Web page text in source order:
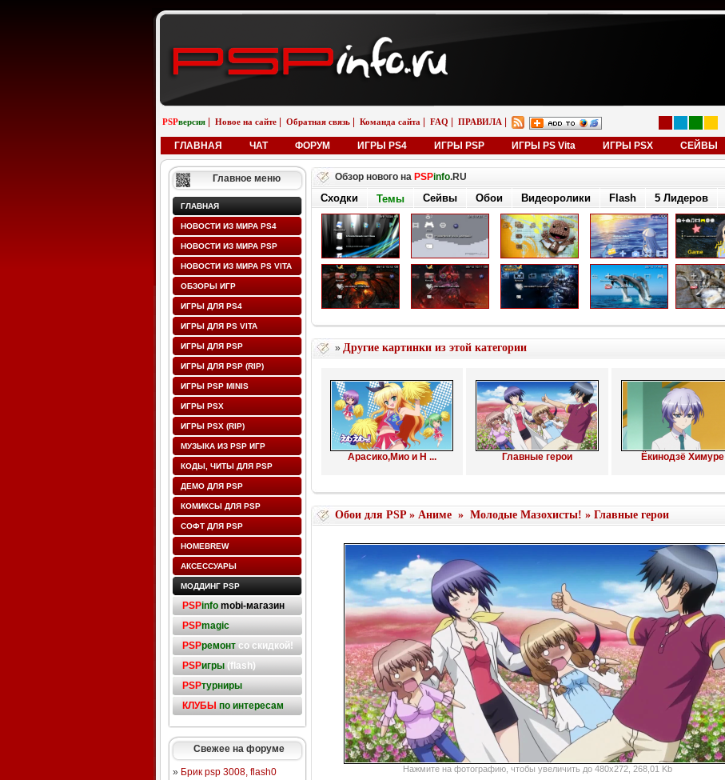
PSPверсия Новое на сайте Обратная связь Команда сайта FAQ ПРАВИЛА
ГЛАВНАЯ ЧАТ ФОРУМ ИГРЫ PS4 ИГРЫ PSP ИГРЫ PS Vita ИГРЫ PSX СЕЙВЫ
Главное меню
ГЛАВНАЯ
НОВОСТИ ИЗ МИРА PS4
НОВОСТИ ИЗ МИРА PSP
НОВОСТИ ИЗ МИРА PS VITA
ОБЗОРЫ ИГР
ИГРЫ ДЛЯ PS4
ИГРЫ ДЛЯ PS VITA
ИГРЫ ДЛЯ PSP
ИГРЫ ДЛЯ PSP (RIP)
ИГРЫ PSP MINIS
ИГРЫ PSX
ИГРЫ PSX (RIP)
МУЗЫКА ИЗ PSP ИГР
КОДЫ, ЧИТЫ ДЛЯ PSP
ДЕМО ДЛЯ PSP
КОМИКСЫ ДЛЯ PSP
СОФТ ДЛЯ PSP
HOMEBREW
АКСЕССУАРЫ
МОДДИНГ PSP
PSPinfo mobi-магазин
PSPmagic
PSPремонтсо скидкой!
PSPигры(flash)
PSPтурниры
КЛУБЫ по интересам
Свежее на форуме
» Брик psp 3008, flash0
Обзор нового на PSPinfo.RU
Сходки Темы Сейвы Обои Видеоролики Flash 5 Лидеров
» Другие картинки из этой категории
Арасико,Мио и Н ... Главные герои Ёкинодзё Химуре
Обои для PSP» Аниме» Молодые Мазохисты! » Главные герои
Нажмите на фотографию, чтобы увеличить до 480x272, 268,01 Kb